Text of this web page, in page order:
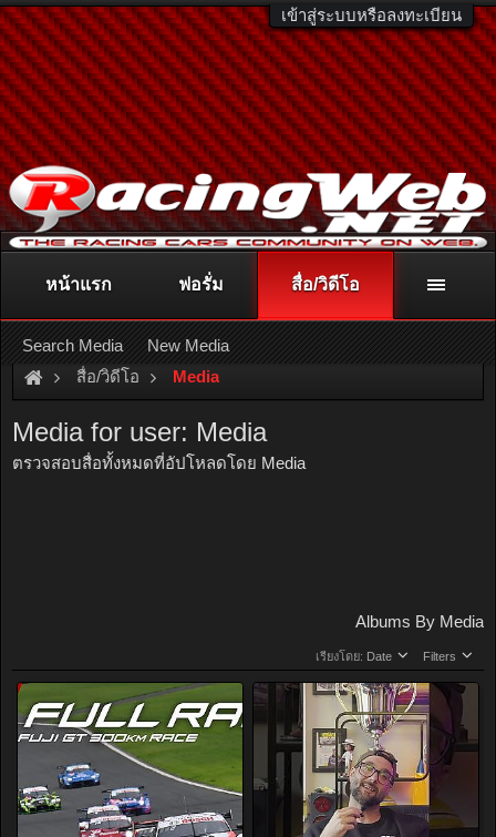
เข้าสู่ระบบหรือลงทะเบียน
ติดต่อลงโฆษณา racingweb@gmail.comหรือโทร. 081-811-1138
หรืออ่านรายละเอียดเพิ่มเติม คลิกที่นี่
สื่อ/วิดีโอ Media
Media for user: Media
ตรวจสอบสื่อทั้งหมดที่อัปโหลดโดย Media
Albums By Media
เรียงโดย: Date Filters
หน้าแรก ฟอรั่ม สื่อ/วิดีโอ
Search Media New Media